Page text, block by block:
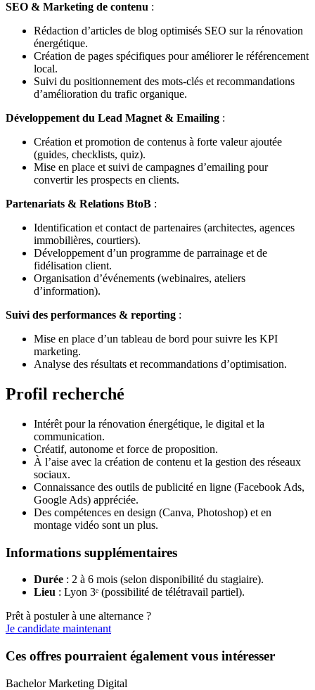
SEO & Marketing de contenu :
Rédaction d’articles de blog optimisés SEO sur la rénovation
énergétique.
Création de pages spécifiques pour améliorer le référencement
local.
Suivi du positionnement des mots-clés et recommandations
d’amélioration du trafic organique.
Développement du Lead Magnet & Emailing :
Création et promotion de contenus à forte valeur ajoutée
(guides, checklists, quiz).
Mise en place et suivi de campagnes d’emailing pour
convertir les prospects en clients.
Partenariats & Relations BtoB :
Identification et contact de partenaires (architectes, agences
immobilières, courtiers).
Développement d’un programme de parrainage et de
fidélisation client.
Organisation d’événements (webinaires, ateliers
d’information).
Suivi des performances & reporting :
Mise en place d’un tableau de bord pour suivre les KPI
marketing.
Analyse des résultats et recommandations d’optimisation.
Profil recherché
Intérêt pour la rénovation énergétique, le digital et la
communication.
Créatif, autonome et force de proposition.
À l’aise avec la création de contenu et la gestion des réseaux
sociaux.
Connaissance des outils de publicité en ligne (Facebook Ads,
Google Ads) appréciée.
Des compétences en design (Canva, Photoshop) et en
montage vidéo sont un plus.
Informations supplémentaires
Durée : 2 à 6 mois (selon disponibilité du stagiaire).
Lieu : Lyon 3ᵉ (possibilité de télétravail partiel).
Prêt à postuler à une alternance ?
Je candidate maintenant
Ces offres pourraient également vous intéresser
Bachelor Marketing Digital